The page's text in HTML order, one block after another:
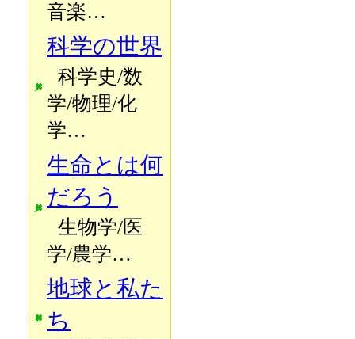
音楽…
科学の世界
科学史/数
学/物理/化
学…
生命とは何
だろう
生物学/医
学/農学…
地球と私た
ち